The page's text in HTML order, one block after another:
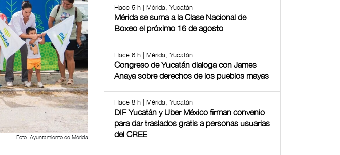
Foto: Ayuntamiento de Mérida
Hace 5 h | Mérida, Yucatán
Mérida se suma a la Clase Nacional de
Boxeo el próximo 16 de agosto
Hace 6 h | Mérida, Yucatán
Congreso de Yucatán dialoga con James
Anaya sobre derechos de los pueblos mayas
Hace 8 h | Mérida, Yucatán
DIF Yucatán y Uber México firman convenio
para dar traslados gratis a personas usuarias
del CREE